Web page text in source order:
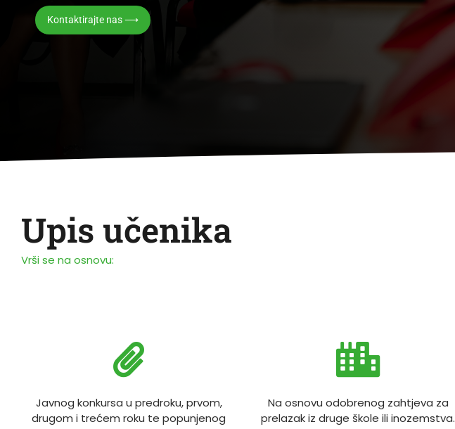
Kontaktirajte nas ⟶
Upis učenika
Vrši se na osnovu:
Javnog konkursa u predroku, prvom,
drugom i trećem roku te popunjenog
Na osnovu odobrenog zahtjeva za
prelazak iz druge škole ili inozemstva.